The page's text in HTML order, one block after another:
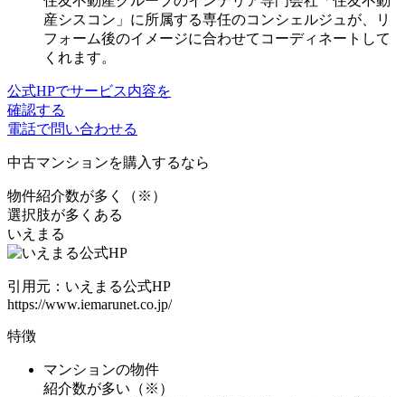
産シスコン」に所属する専任のコンシェルジュが、リ
フォーム後のイメージに合わせてコーディネートして
くれます。
公式HPでサービス内容を
確認する
電話で問い合わせる
中古マンションを購入するなら
物件紹介数が多く（※）
選択肢が多くある
いえまる
引用元：いえまる公式HP
https://www.iemarunet.co.jp/
特徴
マンションの物件
紹介数が多い（※）